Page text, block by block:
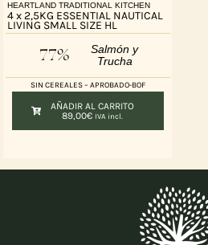
HEARTLAND TRADITIONAL KITCHEN
4 x 2,5KG ESSENTIAL NAUTICAL
LIVING SMALL SIZE HL
77%
Salmón y
Trucha
SIN CEREALES – APROBADO-BOF
AÑADIR AL CARRITO
89,00€ IVA incl.